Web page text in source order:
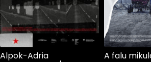
Alpok-Adria
A falu